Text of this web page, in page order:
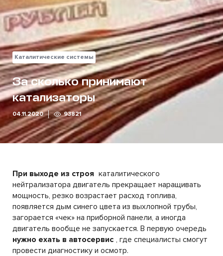
Каталитические системы
За сколько принимают
катализаторы
04.11.2020 93821
При выходе из строя каталитического
нейтрализатора двигатель прекращает наращивать
мощность, резко возрастает расход топлива,
появляется дым синего цвета из выхлопной трубы,
загорается «чек» на приборной панели, а иногда
двигатель вообще не запускается. В первую очередь
нужно ехать в автосервис , где специалисты смогут
провести диагностику и осмотр.